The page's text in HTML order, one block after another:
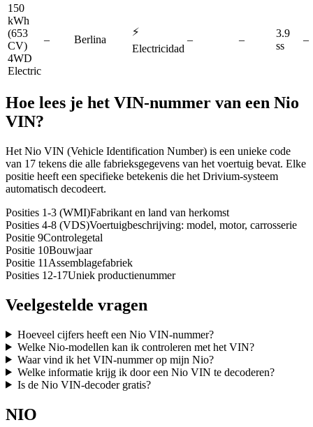
150
kWh
(653
CV)
4WD
Electric
– Berlina
⚡
Electricidad
– –
3.9
ss
–
Hoe lees je het VIN-nummer van een Nio
VIN?
Het Nio VIN (Vehicle Identification Number) is een unieke code
van 17 tekens die alle fabrieksgegevens van het voertuig bevat. Elke
positie heeft een specifieke betekenis die het Drivium-systeem
automatisch decodeert.
Posities 1-3 (WMI)Fabrikant en land van herkomst
Posities 4-8 (VDS)Voertuigbeschrijving: model, motor, carrosserie
Positie 9Controlegetal
Positie 10Bouwjaar
Positie 11 Assemblagefabriek
Posities 12-17Uniek productienummer
Veelgestelde vragen
Hoeveel cijfers heeft een Nio VIN-nummer?
Welke Nio-modellen kan ik controleren met het VIN?
Waar vind ik het VIN-nummer op mijn Nio?
Welke informatie krijg ik door een Nio VIN te decoderen?
Is de Nio VIN-decoder gratis?
NIO